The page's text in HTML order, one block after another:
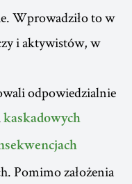
Wprowadziło to w
i aktywistów, w
odpowiedzialnie
kaskadowych
Pomimo założenia